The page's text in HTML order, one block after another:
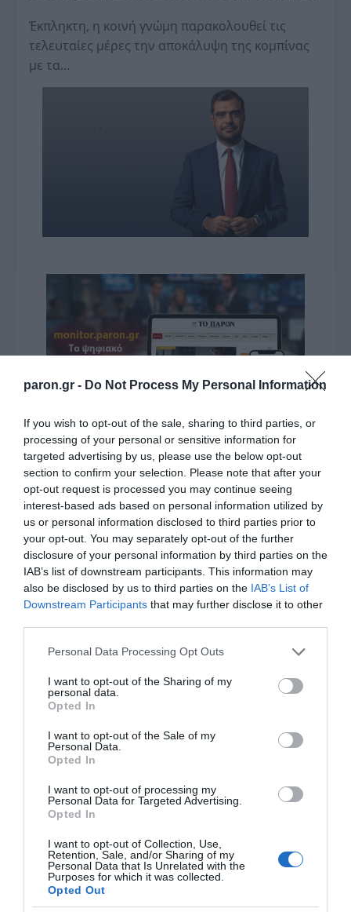
paron.gr - Do Not Process My Personal Information
If you wish to opt-out of the sale, sharing to third parties, or
processing of your personal or sensitive information for
targeted advertising by us, please use the below opt-out
section to confirm your selection. Please note that after your
opt-out request is processed you may continue seeing
interest-based ads based on personal information utilized by
us or personal information disclosed to third parties prior to
your opt-out. You may separately opt-out of the further
disclosure of your personal information by third parties on the
IAB’s list of downstream participants. This information may
also be disclosed by us to third parties on the IAB’s List of
Downstream Participants that may further disclose it to other
Please note that this website/app uses one or more Google
not limited to your visit or usage behaviour. You may click to
grant or deny consent to Google and its third-party tags to
use your data for below specified purposes in below Google
consent section.
Personal Data Processing Opt Outs
I want to opt-out of the Sharing of my
personal data.
Opted In
I want to opt-out of the Sale of my
Personal Data.
Opted In
I want to opt-out of processing my
Personal Data for Targeted Advertising.
Opted In
I want to opt-out of Collection, Use,
Retention, Sale, and/or Sharing of my
Personal Data that Is Unrelated with the
Purposes for which it was collected.
Opted Out
Έκπληκτη, η κοινή γνώμη παρακολουθεί τις
τελευταίες μέρες την αποκάλυψη της κο­μπίνας
με τα…
VIDCASTS
ΠΑΥΛΟΣ ΜΑΡΙΝΑΚΗΣ: «ΔΕΝ ΗΘΕΛΑ ΝΑ ΑΦΗΣΩ ΣΤΟΝ
ΕΠΟΜΕΝΟ ΜΙΑ ΚΑΥΤΗ ΠΑΤΑΤΑ»
Ο κυβερνητικός εκπρόσωπος,
Παύλος Μαρινάκης, ανοίγει τα
χαρτιά του στις «Τυπολογίες»
των Μέσων Μαζικής
Ενημέρωσης. Σε μια εφ’ όλης της ύλης
συνέντευξη στον Βασίλη Κουφόπουλο, αναλύει
το χρονοδιάγραμμα για τις περιφερειακές και
ραδιοφωνικές άδειες, το πακέτο στήριξης των 80
εκατομμυρίων ευρώ για τον Τύπο, αλλά και την
διαδίκτυο.